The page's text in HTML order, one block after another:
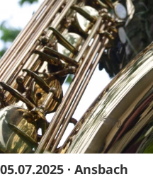
05.07.2025 · Ansbach